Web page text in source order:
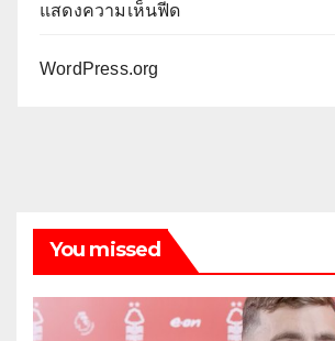
แสดงความเห็นฟีด
WordPress.org
You missed